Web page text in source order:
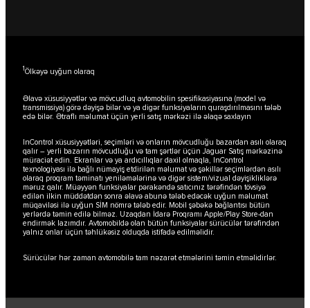
1Ölkəyə uyğun olaraq
Əlavə xüsusiyyətlər və mövcudluq avtomobilin spesifikasiyasına (model və
transmissiya) görə dəyişə bilər və ya digər funksiyaların quraşdırılmasını tələb
edə bilər. Ətraflı məlumat üçün yerli satış mərkəzi ilə əlaqə saxlayın
InControl xüsusiyyətləri, seçimləri və onların mövcudluğu bazardan asılı olaraq
qalır – yerli bazarın mövcudluğu və tam şərtlər üçün Jaguar Satış mərkəzinə
müraciət edin. Ekranlar və ya ardıcıllıqlar daxil olmaqla, InControl
texnologiyası ilə bağlı nümayiş etdirilən məlumat və şəkillər seçimlərdən asılı
olaraq proqram təminatı yeniləmələrinə və digər sistem/vizual dəyişikliklərə
məruz qalır. Müəyyən funksiyalar pərakəndə satıcınız tərəfindən tövsiyə
edilən ilkin müddətdən sonra əlavə abunə tələb edəcək uyğun məlumat
müqaviləsi ilə uyğun SİM nömrə tələb edir. Mobil şəbəkə bağlantısı bütün
yerlərdə təmin edilə bilməz. Uzaqdan İdarə Proqramı Apple/Play Store-dan
endirmək lazımdır. Avtomobildə olan bütün funksiyalar sürücülər tərəfindən
yalnız onlar üçün təhlükəsiz olduqda istifadə edilməlidir.
Sürücülər hər zaman avtomobilə tam nəzarət etmələrini təmin etməlidirlər.